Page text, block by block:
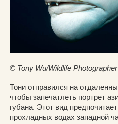
© Tony Wu/Wildlife
Тони отправился на
чтобы запечатлеть портрет
губана. Этот вид
прохладных водах западной